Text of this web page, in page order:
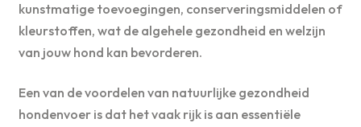
kunstmatige toevoegingen, conserveringsmiddelen of
kleurstoffen, wat de algehele gezondheid en welzijn
van jouw hond kan bevorderen.
Een van de voordelen van natuurlijke gezondheid
hondenvoer is dat het vaak rijk is aan essentiële